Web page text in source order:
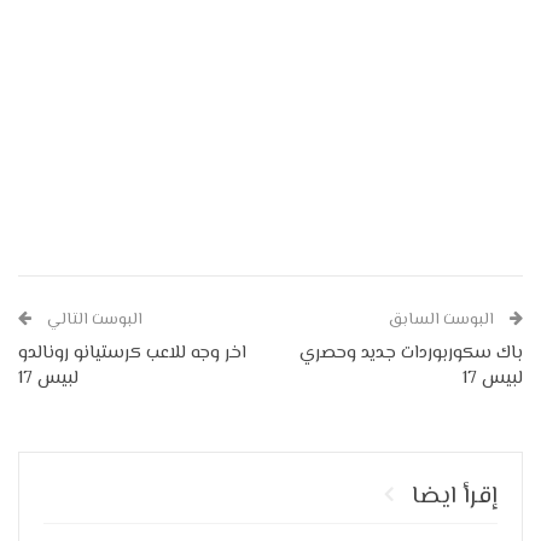
البوست السابق
باك سكوربوردات جديد وحصري
لبيس 17
البوست التالي
اخر وجه للاعب كرستيانو رونالدو
لبيس 17
إقرأ ايضا